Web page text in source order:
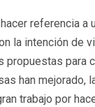
referencia
la intención de
propuestas para
han mejorado,
trabajo por